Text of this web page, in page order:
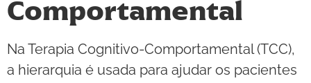
Comportamental
Na Terapia Cognitivo-Comportamental (TCC),
a hierarquia é usada para ajudar os pacientes